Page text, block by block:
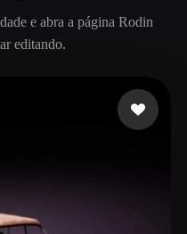
e abra a página Rodin
editando.